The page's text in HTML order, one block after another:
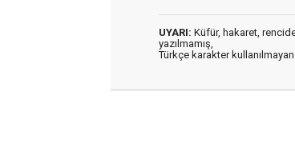
UYARI: Küfür, hakaret,
yazılmamış,
Türkçe karakter